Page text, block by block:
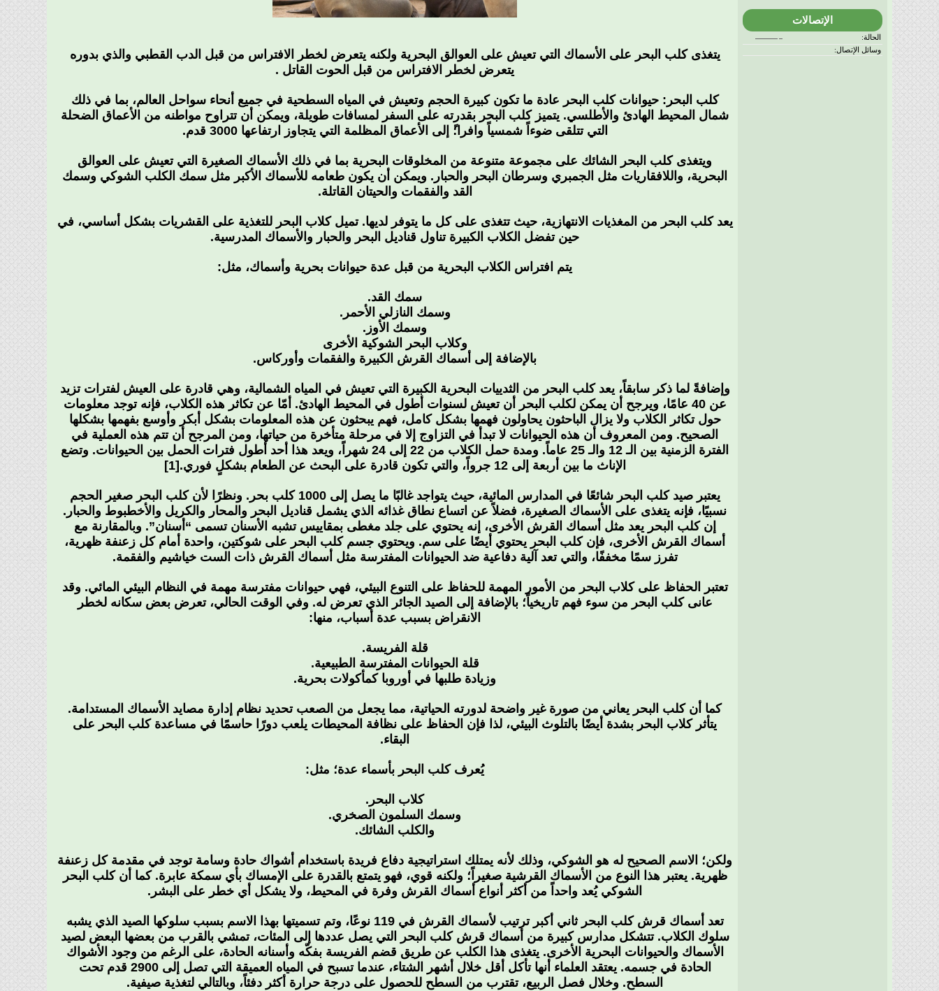
الإتصالات
الحالة:
وسائل الإتصال:
يتغذى كلب البحر على الأسماك التي تعيش على العوالق البحرية ولكنه يتعرض لخطر الافتراس من قبل الدب القطبي والذي بدوره
يتعرض لخطر الافتراس من قبل الحوت القاتل .
كلب البحر: حيوانات كلب البحر عادة ما تكون كبيرة الحجم وتعيش في المياه السطحية في جميع أنحاء سواحل العالم، بما في ذلك
شمال المحيط الهادئ والأطلسي. يتميز كلب البحر بقدرته على السفر لمسافات طويلة، ويمكن أن تتراوح مواطنه من الأعماق الضحلة
التي تتلقى ضوءاً شمسياً وافرا؛ً إلى الأعماق المظلمة التي يتجاوز ارتفاعها 3000 قدم.
ويتغذى كلب البحر الشائك على مجموعة متنوعة من المخلوقات البحرية بما في ذلك الأسماك الصغيرة التي تعيش على العوالق
البحرية، واللافقاريات مثل الجمبري وسرطان البحر والحبار. ويمكن أن يكون طعامه للأسماك الأكبر مثل سمك الكلب الشوكي وسمك
القد والفقمات والحيتان القاتلة.
يعد كلب البحر من المغذيات الانتهازية، حيث تتغذى على كل ما يتوفر لديها. تميل كلاب البحر للتغذية على القشريات بشكل أساسي، في
حين تفضل الكلاب الكبيرة تناول قناديل البحر والحبار والأسماك المدرسية.
يتم افتراس الكلاب البحرية من قبل عدة حيوانات بحرية وأسماك، مثل:
سمك القد.
وسمك النازلي الأحمر.
وسمك الأوز.
وكلاب البحر الشوكية الأخرى
بالإضافة إلى أسماك القرش الكبيرة والفقمات وأوركاس.
وإضافةً لما ذكر سابقاً، يعد كلب البحر من الثدييات البحرية الكبيرة التي تعيش في المياه الشمالية، وهي قادرة على العيش لفترات تزيد
عن 40 عامًا، ويرجح أن يمكن لكلب البحر أن تعيش لسنوات أطول في المحيط الهادئ. أمّا عن تكاثر هذه الكلاب، فإنه توجد معلومات
حول تكاثر الكلاب ولا يزال الباحثون يحاولون فهمها بشكل كامل، فهم يبحثون عن هذه المعلومات بشكل أبكر وأوسع بفهمها بشكلها
الصحيح. ومن المعروف أن هذه الحيوانات لا تبدأ في التزاوج إلا في مرحلة متأخرة من حياتها، ومن المرجح أن تتم هذه العملية في
الفترة الزمنية بين الـ 12 والـ 25 عاماً. ومدة حمل الكلاب من 22 إلى 24 شهراً، ويعد هذا أحد أطول فترات الحمل بين الحيوانات. وتضع
الإناث ما بين أربعة إلى 12 جرواً، والتي تكون قادرة على البحث عن الطعام بشكلٍ فوري.[1]
يعتبر صيد كلب البحر شائعًا في المدارس المائية، حيث يتواجد غالبًا ما يصل إلى 1000 كلب بحر. ونظرًا لأن كلب البحر صغير الحجم
نسبيًا، فإنه يتغذى على الأسماك الصغيرة، فضلاً عن اتساع نطاق غذائه الذي يشمل قناديل البحر والمحار والكريل والأخطبوط والحبار.
إن كلب البحر يعد مثل أسماك القرش الأخرى، إنه يحتوي على جلد مغطى بمقاييس تشبه الأسنان تسمى “أسنان”. وبالمقارنة مع
أسماك القرش الأخرى، فإن كلب البحر يحتوي أيضًا على سم. ويحتوي جسم كلب البحر على شوكتين، واحدة أمام كل زعنفة ظهرية،
تفرز سمًا مخففًا، والتي تعد آلية دفاعية ضد الحيوانات المفترسة مثل أسماك القرش ذات الست خياشيم والفقمة.
تعتبر الحفاظ على كلاب البحر من الأمور المهمة للحفاظ على التنوع البيئي، فهي حيوانات مفترسة مهمة في النظام البيئي المائي. وقد
عانى كلب البحر من سوء فهم تاريخياً؛ بالإضافة إلى الصيد الجائر الذي تعرض له. وفي الوقت الحالي، تعرض بعض سكانه لخطر
الانقراض بسبب عدة أسباب، منها:
قلة الفريسة.
قلة الحيوانات المفترسة الطبيعية.
وزيادة طلبها في أوروبا كمأكولات بحرية.
كما أن كلب البحر يعاني من صورة غير واضحة لدورته الحياتية، مما يجعل من الصعب تحديد نظام إدارة مصايد الأسماك المستدامة.
يتأثر كلاب البحر بشدة أيضًا بالتلوث البيئي، لذا فإن الحفاظ على نظافة المحيطات يلعب دورًا حاسمًا في مساعدة كلب البحر على
البقاء.
يُعرف كلب البحر بأسماء عدة؛ مثل:
كلاب البحر.
وسمك السلمون الصخري.
والكلب الشائك.
ولكن؛ الاسم الصحيح له هو الشوكي، وذلك لأنه يمتلك استراتيجية دفاع فريدة باستخدام أشواك حادة وسامة توجد في مقدمة كل زعنفة
ظهرية. يعتبر هذا النوع من الأسماك القرشية صغيراً؛ ولكنه قوي، فهو يتمتع بالقدرة على الإمساك بأي سمكة عابرة. كما أن كلب البحر
الشوكي يُعد واحداً من أكثر أنواع أسماك القرش وفرة في المحيط، ولا يشكل أي خطر على البشر.
تعد أسماك قرش كلب البحر ثاني أكبر ترتيب لأسماك القرش في 119 نوعًا، وتم تسميتها بهذا الاسم بسبب سلوكها الصيد الذي يشبه
سلوك الكلاب. تتشكل مدارس كبيرة من أسماك قرش كلب البحر التي يصل عددها إلى المئات، تمشي بالقرب من بعضها البعض لصيد
الأسماك والحيوانات البحرية الأخرى. يتغذى هذا الكلب عن طريق قضم الفريسة بفكّه وأسنانه الحادة، على الرغم من وجود الأشواك
الحادة في جسمه. يعتقد العلماء أنها تأكل أقل خلال أشهر الشتاء، عندما تسبح في المياه العميقة التي تصل إلى 2900 قدم تحت
السطح. وخلال فصل الربيع، تقترب من السطح للحصول على درجة حرارة أكثر دفئاً، وبالتالي لتغذية صيفية.